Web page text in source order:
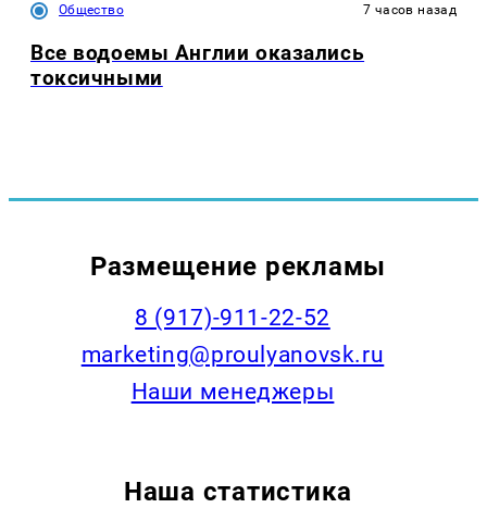
Общество 7 часов назад
Все водоемы Англии оказались
токсичными
Размещение рекламы
8 (917)-911-22-52
marketing@proulyanovsk.ru
Наши менеджеры
Наша статистика